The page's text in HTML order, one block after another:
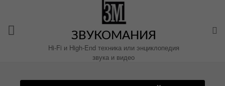
содержимому
ЗВУКОМАНИЯ
Hi-Fi и High-End техника или энциклопедия
звука и видео